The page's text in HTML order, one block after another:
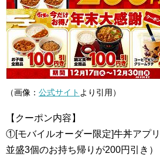
（画像： 公式サイト より引用）
【クーポン内容】
①[モバイルオーダー限定]牛丼アプ
並盛3個のお持ち帰りが200円引き）